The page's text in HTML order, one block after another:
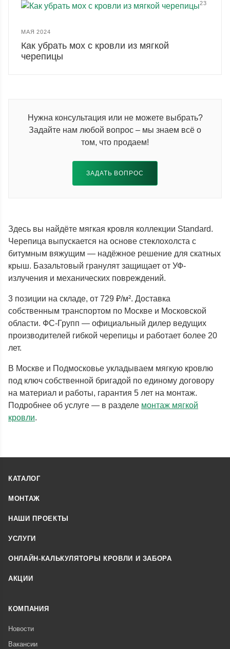
23
МАЯ 2024
Как убрать мох с кровли из мягкой
черепицы
Нужна консультация или не можете выбрать?
Задайте нам любой вопрос – мы знаем всё о
том, что продаем!
ЗАДАТЬ ВОПРОС
Здесь вы найдёте мягкая кровля коллекции Standard.
Черепица выпускается на основе стеклохолста с
битумным вяжущим — надёжное решение для скатных
крыш. Базальтовый гранулят защищает от УФ-
излучения и механических повреждений.
3 позиции на складе, от 729 ₽/м². Доставка
собственным транспортом по Москве и Московской
области. ФС-Групп — официальный дилер ведущих
производителей гибкой черепицы и работает более 20
лет.
В Москве и Подмосковье укладываем мягкую кровлю
под ключ собственной бригадой по единому договору
на материал и работы, гарантия 5 лет на монтаж.
Подробнее об услуге — в разделе монтаж мягкой
кровли.
КАТАЛОГ
МОНТАЖ
НАШИ ПРОЕКТЫ
УСЛУГИ
ОНЛАЙН-КАЛЬКУЛЯТОРЫ КРОВЛИ И ЗАБОРА
АКЦИИ
КОМПАНИЯ
Новости
Вакансии